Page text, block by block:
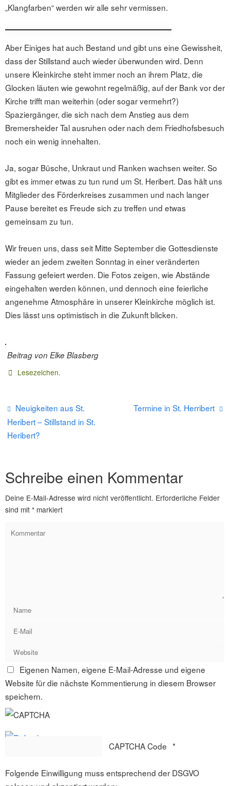
„Klangfarben“ werden wir alle sehr vermissen.
Aber Einiges hat auch Bestand und gibt uns eine Gewissheit,
dass der Stillstand auch wieder überwunden wird. Denn
unsere Kleinkirche steht immer noch an ihrem Platz, die
Glocken läuten wie gewohnt regelmäßig, auf der Bank vor der
Kirche trifft man weiterhin (oder sogar vermehrt?)
Spaziergänger, die sich nach dem Anstieg aus dem
Bremersheider Tal ausruhen oder nach dem Friedhofsbesuch
noch ein wenig innehalten.
Ja, sogar Büsche, Unkraut und Ranken wachsen weiter. So
gibt es immer etwas zu tun rund um St. Heribert. Das hält uns
Mitglieder des Förderkreises zusammen und nach langer
Pause bereitet es Freude sich zu treffen und etwas
gemeinsam zu tun.
Wir freuen uns, dass seit Mitte September die Gottesdienste
wieder an jedem zweiten Sonntag in einer veränderten
Fassung gefeiert werden. Die Fotos zeigen, wie Abstände
eingehalten werden können, und dennoch eine feierliche
angenehme Atmosphäre in unserer Kleinkirche möglich ist.
Dies lässt uns optimistisch in die Zukunftblicken.
Beitrag von Elke Blasberg
Lesezeichen.
Neuigkeiten aus St.
Heribert – Stillstand in St.
Heribert?
Termine in St. Herribert
Schreibe einen Kommentar
Deine E-Mail-Adresse wird nicht veröffentlicht. Erforderliche Felder
sind mit * markiert
Eigenen Namen, eigene E-Mail-Adresse und eigene
Website für die nächste Kommentierung in diesem Browser
speichern.
CAPTCHA Code *
Folgende Einwilligung muss entsprechend der DSGVO